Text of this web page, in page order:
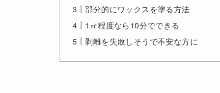
部分的にワックスを塗る方法
1㎡程度なら10分でできる
剥離を失敗しそうで不安な方に